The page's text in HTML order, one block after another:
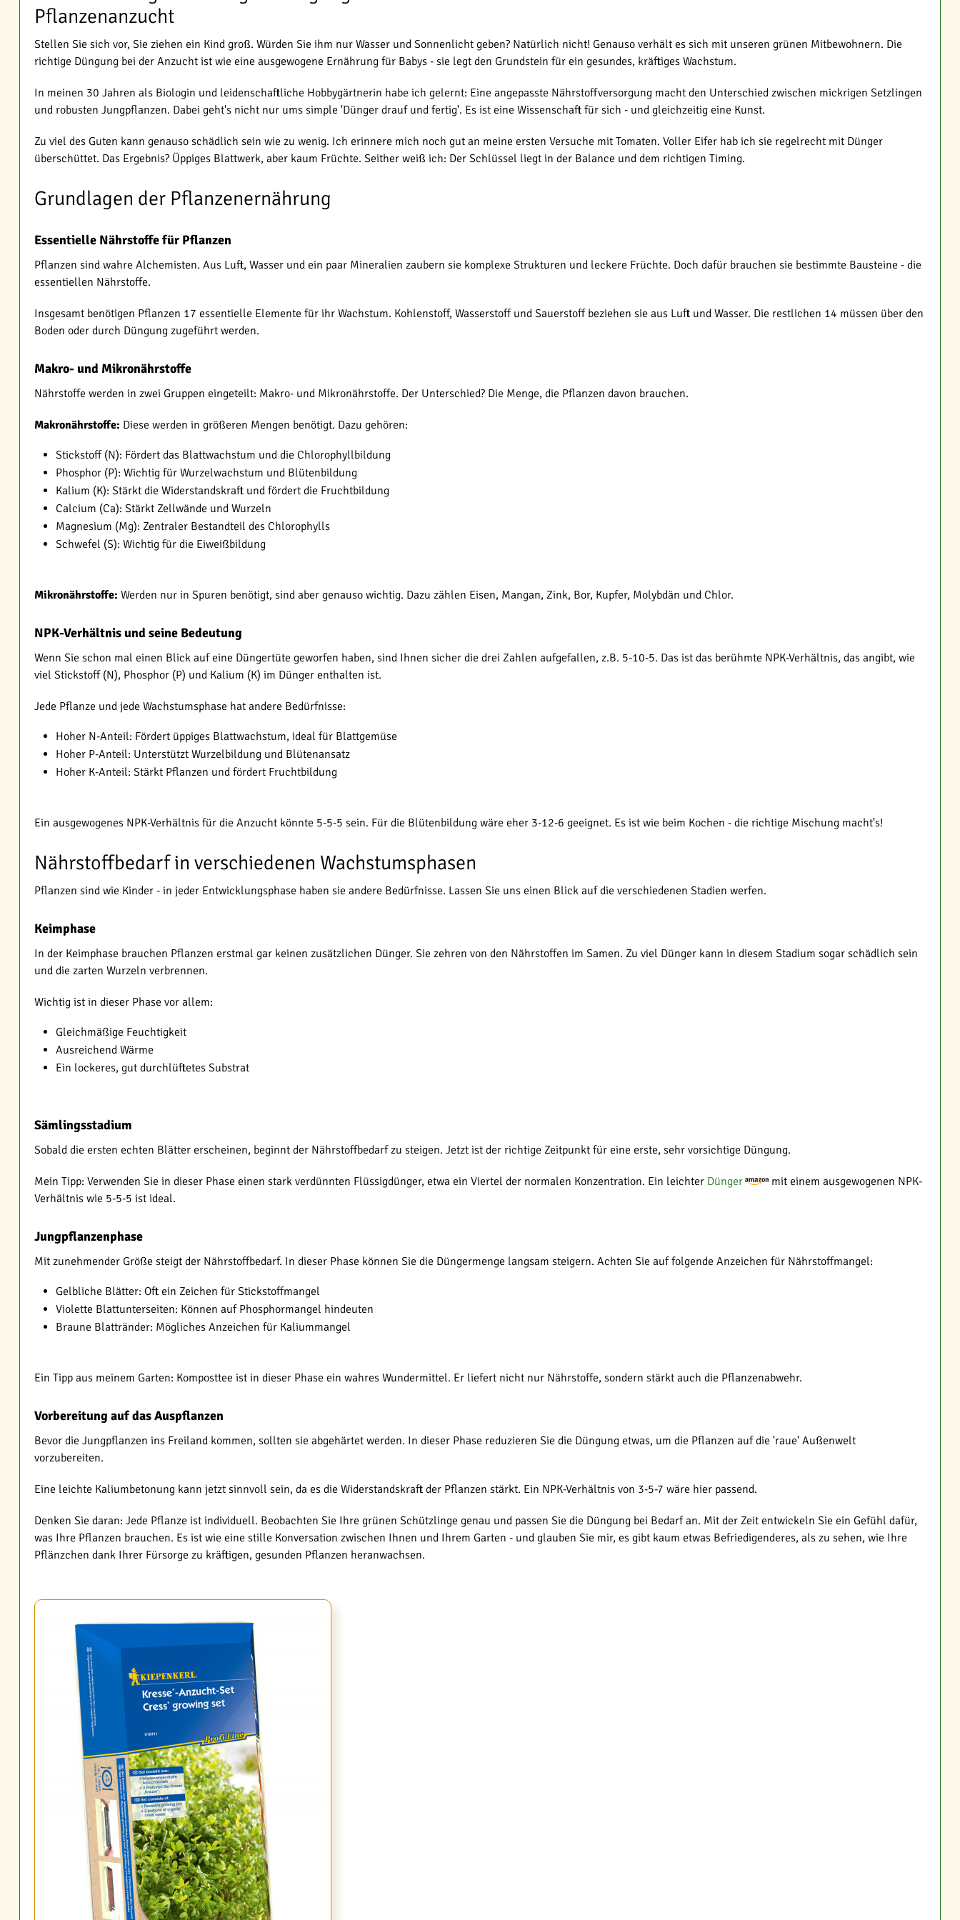
Pflanzenanzucht
Stellen Sie sich vor, Sie ziehen ein Kind groß. Würden Sie ihm nur Wasser und Sonnenlicht geben? Natürlich nicht! Genauso verhält es sich mit unseren grünen Mitbewohnern. Die
richtige Düngung bei der Anzucht ist wie eine ausgewogene Ernährung für Babys - sie legt den Grundstein für ein gesundes, kräftiges Wachstum.
In meinen 30 Jahren als Biologin und leidenschaftliche Hobbygärtnerin habe ich gelernt: Eine angepasste Nährstoffversorgung macht den Unterschied zwischen mickrigen Setzlingen
und robusten Jungpflanzen. Dabei geht's nicht nur ums simple 'Dünger drauf und fertig'. Es ist eine Wissenschaft für sich - und gleichzeitig eine Kunst.
Zu viel des Guten kann genauso schädlich sein wie zu wenig. Ich erinnere mich noch gut an meine ersten Versuche mit Tomaten. Voller Eifer hab ich sie regelrecht mit Dünger
überschüttet. Das Ergebnis? Üppiges Blattwerk, aber kaum Früchte. Seither weiß ich: Der Schlüssel liegt in der Balance und dem richtigen Timing.
Grundlagen der Pflanzenernährung
Essentielle Nährstoffe für Pflanzen
Pflanzen sind wahre Alchemisten. Aus Luft, Wasser und ein paar Mineralien zaubern sie komplexe Strukturen und leckere Früchte. Doch dafür brauchen sie bestimmte Bausteine - die
essentiellen Nährstoffe.
Insgesamt benötigen Pflanzen 17 essentielle Elemente für ihr Wachstum. Kohlenstoff, Wasserstoff und Sauerstoff beziehen sie aus Luft und Wasser. Die restlichen 14 müssen über den
Boden oder durch Düngung zugeführt werden.
Makro- und Mikronährstoffe
Nährstoffe werden in zwei Gruppen eingeteilt: Makro- und Mikronährstoffe. Der Unterschied? Die Menge, die Pflanzen davon brauchen.
Makronährstoffe: Diese werden in größeren Mengen benötigt. Dazu gehören:
Stickstoff (N): Fördert das Blattwachstum und die Chlorophyllbildung
Phosphor (P): Wichtig für Wurzelwachstum und Blütenbildung
Kalium (K): Stärkt die Widerstandskraft und fördert die Fruchtbildung
Calcium (Ca): Stärkt Zellwände und Wurzeln
Magnesium (Mg): Zentraler Bestandteil des Chlorophylls
Schwefel (S): Wichtig für die Eiweißbildung
Mikronährstoffe: Werden nur in Spuren benötigt, sind aber genauso wichtig. Dazu zählen Eisen, Mangan, Zink, Bor, Kupfer, Molybdän und Chlor.
NPK-Verhältnis und seine Bedeutung
Wenn Sie schon mal einen Blick auf eine Düngertüte geworfen haben, sind Ihnen sicher die drei Zahlen aufgefallen, z.B. 5-10-5. Das ist das berühmte NPK-Verhältnis, das angibt, wie
viel Stickstoff (N), Phosphor (P) und Kalium (K) im Dünger enthalten ist.
Jede Pflanze und jede Wachstumsphase hat andere Bedürfnisse:
Hoher N-Anteil: Fördert üppiges Blattwachstum, ideal für Blattgemüse
Hoher P-Anteil: Unterstützt Wurzelbildung und Blütenansatz
Hoher K-Anteil: Stärkt Pflanzen und fördert Fruchtbildung
Ein ausgewogenes NPK-Verhältnis für die Anzucht könnte 5-5-5 sein. Für die Blütenbildung wäre eher 3-12-6 geeignet. Es ist wie beim Kochen - die richtige Mischung macht's!
Nährstoffbedarf in verschiedenen Wachstumsphasen
Pflanzen sind wie Kinder - in jeder Entwicklungsphase haben sie andere Bedürfnisse. Lassen Sie uns einen Blick auf die verschiedenen Stadien werfen.
Keimphase
In der Keimphase brauchen Pflanzen erstmal gar keinen zusätzlichen Dünger. Sie zehren von den Nährstoffen im Samen. Zu viel Dünger kann in diesem Stadium sogar schädlich sein
und die zarten Wurzeln verbrennen.
Wichtig ist in dieser Phase vor allem:
Gleichmäßige Feuchtigkeit
Ausreichend Wärme
Ein lockeres, gut durchlüftetes Substrat
Sämlingsstadium
Sobald die ersten echten Blätter erscheinen, beginnt der Nährstoffbedarf zu steigen. Jetzt ist der richtige Zeitpunkt für eine erste, sehr vorsichtige Düngung.
Mein Tipp: Verwenden Sie in dieser Phase einen stark verdünnten Flüssigdünger, etwa ein Viertel der normalen Konzentration. Ein leichter Dünger
mit einem ausgewogenen NPK-
Verhältnis wie 5-5-5 ist ideal.
Jungpflanzenphase
Mit zunehmender Größe steigt der Nährstoffbedarf. In dieser Phase können Sie die Düngermenge langsam steigern. Achten Sie auf folgende Anzeichen für Nährstoffmangel:
Gelbliche Blätter: Oft ein Zeichen für Stickstoffmangel
Violette Blattunterseiten: Können auf Phosphormangel hindeuten
Braune Blattränder: Mögliches Anzeichen für Kaliummangel
Ein Tipp aus meinem Garten: Komposttee ist in dieser Phase ein wahres Wundermittel. Er liefert nicht nur Nährstoffe, sondern stärkt auch die Pflanzenabwehr.
Vorbereitung auf das Auspflanzen
Bevor die Jungpflanzen ins Freiland kommen, sollten sie abgehärtet werden. In dieser Phase reduzieren Sie die Düngung etwas, um die Pflanzen auf die 'raue' Außenwelt
vorzubereiten.
Eine leichte Kaliumbetonung kann jetzt sinnvoll sein, da es die Widerstandskraft der Pflanzen stärkt. Ein NPK-Verhältnis von 3-5-7 wäre hier passend.
Denken Sie daran: Jede Pflanze ist individuell. Beobachten Sie Ihre grünen Schützlinge genau und passen Sie die Düngung bei Bedarf an. Mit der Zeit entwickeln Sie ein Gefühl dafür,
was Ihre Pflanzen brauchen. Es ist wie eine stille Konversation zwischen Ihnen und Ihrem Garten - und glauben Sie mir, es gibt kaum etwas Befriedigenderes, als zu sehen, wie Ihre
Pflänzchen dank Ihrer Fürsorge zu kräftigen, gesunden Pflanzen heranwachsen.